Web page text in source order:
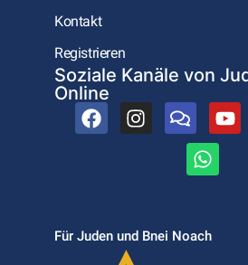
Kontakt
Registrieren
Soziale Kanäle von
Online
Für Juden und Bnei Noach